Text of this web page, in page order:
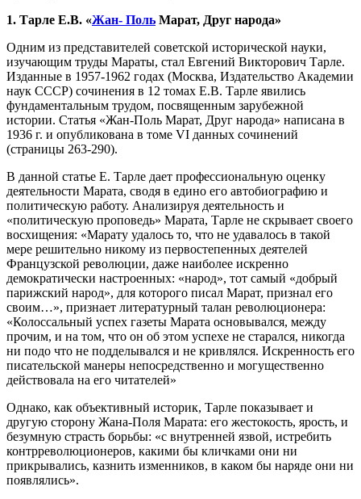
1. Тарле Е.В. «Жан- Поль Марат, Друг народа»
Одним из представителей советской исторической науки,
изучающим труды Мараты, стал Евгений Викторович Тарле.
Изданные в 1957-1962 годах (Москва, Издательство Академии
наук СССР) сочинения в 12 томах Е.В. Тарле явились
фундаментальным трудом, посвященным зарубежной
истории. Статья «Жан-Поль Марат, Друг народа» написана в
1936 г. и опубликована в томе VI данных сочинений
(страницы 263-290).
В данной статье Е. Тарле дает профессиональную оценку
деятельности Марата, сводя в едино его автобиографию и
политическую работу. Анализируя деятельность и
«политическую проповедь» Марата, Тарле не скрывает своего
восхищения: «Марату удалось то, что не удавалось в такой
мере решительно никому из первостепенных деятелей
Французской революции, даже наиболее искренно
демократически настроенных: «народ», тот самый «добрый
парижский народ», для которого писал Марат, признал его
своим…», признает литературный талан революционера:
«Колоссальный успех газеты Марата основывался, между
прочим, и на том, что он об этом успехе не старался, никогда
ни подо что не подделывался и не кривлялся. Искренность его
писательской манеры непосредственно и могущественно
действовала на его читателей»
Однако, как объективный историк, Тарле показывает и
другую сторону Жана-Поля Марата: его жестокость, ярость, и
безумную страсть борьбы: «с внутренней язвой, истребить
контрреволюционеров, какими бы кличками они ни
прикрывались, казнить изменников, в каком бы наряде они ни
появлялись».